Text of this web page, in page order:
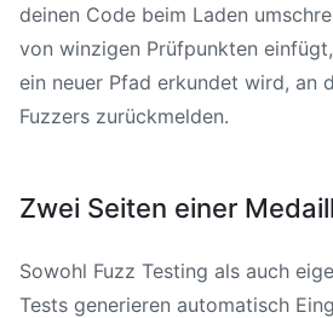
deinen Code beim Laden
von winzigen Prüfpunkten
ein neuer Pfad erkundet wird, an
Fuzzers zurückmelden.
Zwei Seiten einer
Sowohl Fuzz Testing als auch
Tests generieren automatisch